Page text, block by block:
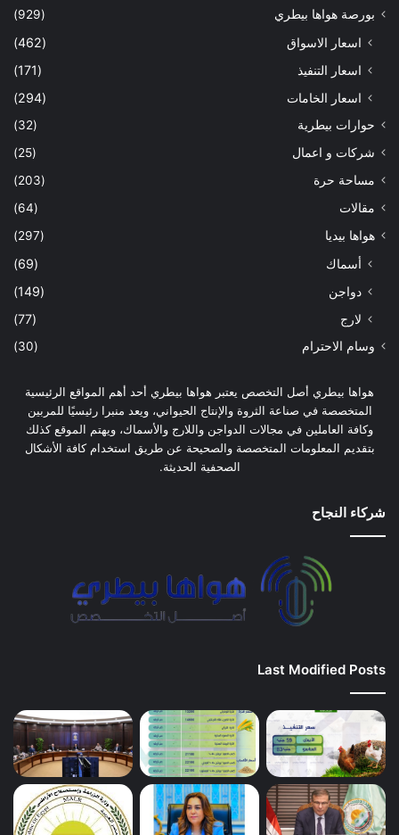
بورصة هواها بيطري (929)
اسعار الاسواق
(462)
اسعار التنفيذ
(171)
اسعار الخامات
(294)
حوارات بيطرية
(32)
شركات و اعمال
(25)
مساحة حرة
(203)
مقالات
(64)
هواها بيديا
(297)
أسماك
(69)
دواجن
(149)
لارج
(77)
وسام الاحترام (30)
هواها بيطري أصل التخصص يعتبر هواها بيطري أحد أهم المواقع الرئيسية
المتخصصة في صناعة الثروة والإنتاج الحيواني، ويعد منبرا رئيسيًا للمربين
وكافة العاملين في مجالات الدواجن واللارج والأسماك، ويهتم الموقع كذلك
بتقديم المعلومات المتخصصة والصحيحة عن طريق استخدام كافة الأشكال
الصحفية الحديثة.
شركاء النجاح
Last Modified Posts